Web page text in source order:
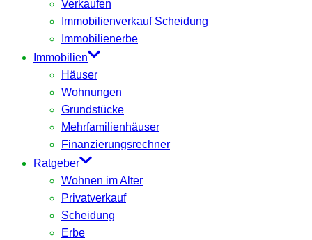
Verkaufen
Immobilienverkauf Scheidung
Immobilienerbe
Immobilien
Häuser
Wohnungen
Grundstücke
Mehrfamilienhäuser
Finanzierungsrechner
Ratgeber
Wohnen im Alter
Privatverkauf
Scheidung
Erbe